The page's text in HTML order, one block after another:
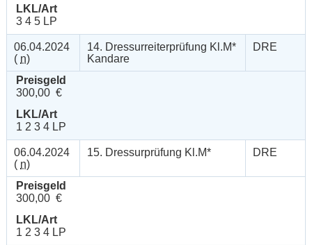
LKL/Art
3 4 5 LP
06.04.2024
( n)
14. Dressurreiterprüfung Kl.M*
Kandare
DRE
Preisgeld
300,00 €
LKL/Art
1 2 3 4 LP
06.04.2024
( n)
15. Dressurprüfung Kl.M* DRE
Preisgeld
300,00 €
LKL/Art
1 2 3 4 LP